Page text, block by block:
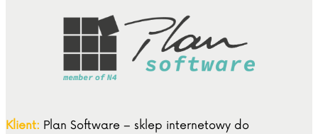
Klient: Plan Software – sklep internetowy do